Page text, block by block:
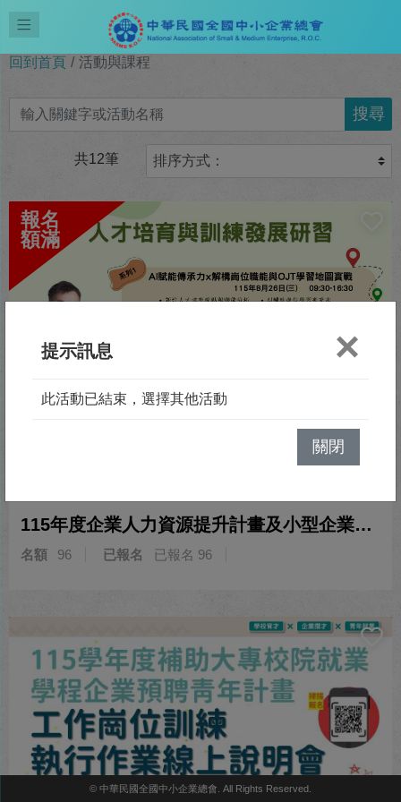
回到首頁 活動與課程
搜尋
共12筆
115年度企業人力資源提升計畫及小型企業人力提升計畫暨充電起飛計畫-人才培育與訓練發展研習
名額 96 已報名 已報名 96
© 中華民國全國中小企業總會. All Rights Reserved.
提示訊息 ×
此活動已結束，選擇其他活動
關閉